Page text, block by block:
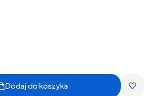
Dodaj do koszyka